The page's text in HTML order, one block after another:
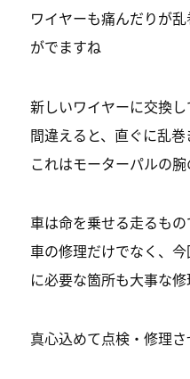
ワイヤーも痛んだりが
がでますね
新しいワイヤーに交換
間違えると、直ぐに乱
これはモーターパルの
車は命を乗せる走るもの
車の修理だけでなく、
に必要な箇所も大事な修
真心込めて点検・修理